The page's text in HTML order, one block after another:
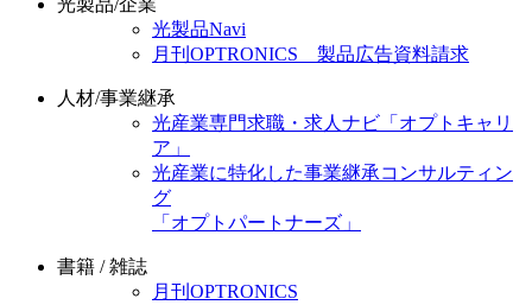
光製品/企業
光製品Navi
月刊OPTRONICS 製品広告資料請求
人材/事業継承
光産業専門求職・求人ナビ「オプトキャリ
ア」
光産業に特化した事業継承コンサルティン
グ
「オプトパートナーズ」
書籍 / 雑誌
月刊OPTRONICS